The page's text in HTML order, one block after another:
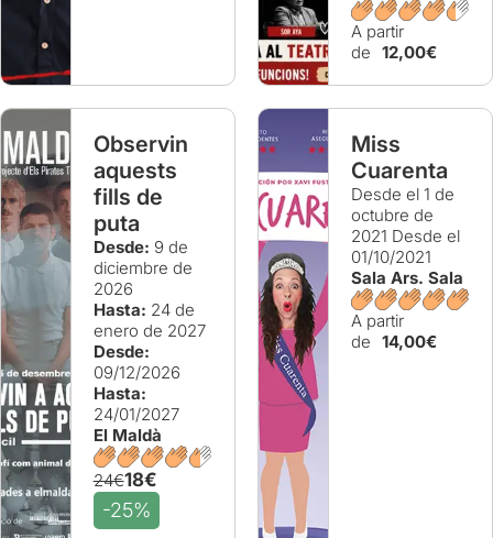
A partir
de 12,00€
Observin
aquests
fills de
puta
Desde: 9 de
diciembre de
2026
Hasta: 24 de
enero de 2027
Desde:
09/12/2026
Hasta:
24/01/2027
El Maldà
24€18€
-25%
Miss
Cuarenta
Desde el 1 de
octubre de
2021 Desde el
01/10/2021
Sala Ars. Sala
A partir
de 14,00€